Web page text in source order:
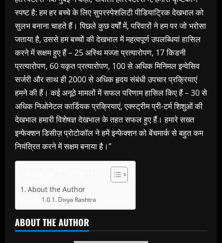
स्पष्ट है: हम हर बच्चे के लिए सुपरस्पेशलिटी पीडियाट्रिक देखभाल को
सुलभ बनाना चाहते हैं। पिछले कुछ वर्षों में, परिवारों ने हम पर जो भरोसा
जताया है, उससे हम बच्चों की देखभाल में महत्वपूर्ण उपलब्धियां हासिल
करने में सक्षम हुए हैं – 25 अस्थि मज्जा प्रत्यारोपण, 17 किडनी
प्रत्यारोपण, 60 यकृत प्रत्यारोपण, 100 से अधिक मिनिमल इन्वेसिव
सर्जरी और साथ ही 2000 से अधिक हृदय संबंधी उपचार प्रक्रियाएं
हमने की हैं। कई अनूठे मामलों में सफल परिणाम हासिल किए हैं – 30 से
अधिक निओनेटल कार्डियक प्रक्रियाएं, एक्स्ट्रीम प्री-टर्म शिशुओं की
देखभाल हमारी विशेषज्ञ देखभाल के तहत सफल हुए हैं। हमारे सख्त
इन्फेक्शन डिसीज़ प्रोटोकॉल ने हमें इन्फेक्शन को बेंचमार्क से बहुत कम
नियंत्रित करने में सक्षम बनाया है।”
About the Author
Divya Rashtra
ABOUT THE AUTHOR